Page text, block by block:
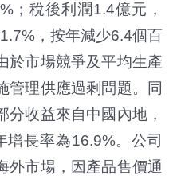
；稅後利潤1.4億元，
，按年減少6.4個百
於市場競爭及平均生產
管理供應過剩問題。同
分收益來自中國內地，
長率為16.9%。公司
外市場，因產品售價通